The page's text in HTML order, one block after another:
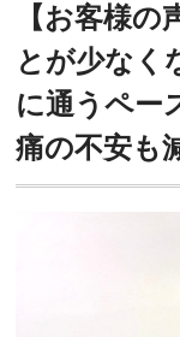
【お客様
とが少なく
に通うペー
痛の不安も